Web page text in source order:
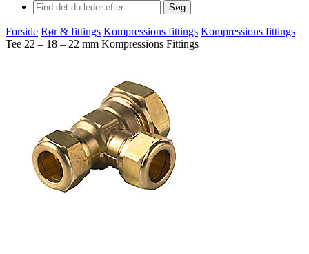
Søg
Forside Rør & fittings Kompressions fittings Kompressions fittings
Tee 22 – 18 – 22 mm Kompressions Fittings